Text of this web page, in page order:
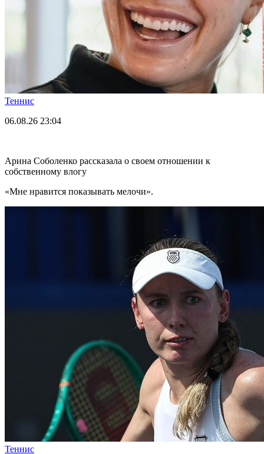
Теннис
06.08.26 23:04
Арина Соболенко рассказала о своем отношении к
собственному влогу
«Мне нравится показывать мелочи».
Теннис